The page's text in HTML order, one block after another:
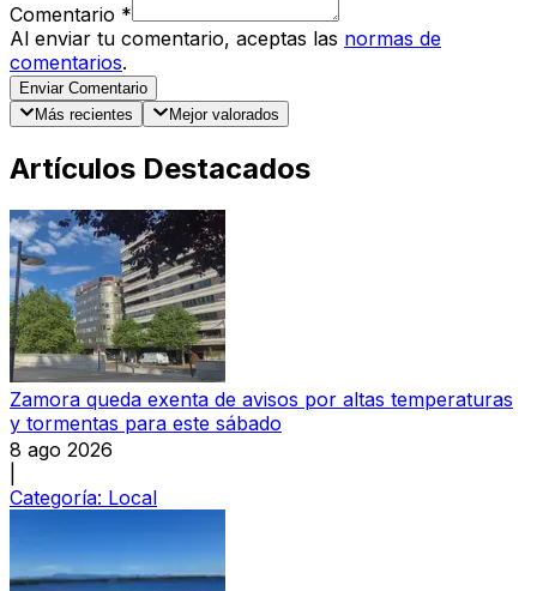
Comentario *
Al enviar tu comentario, aceptas las normas de
comentarios.
Enviar Comentario
Más recientes
Mejor valorados
Artículos Destacados
Zamora queda exenta de avisos por altas temperaturas
y tormentas para este sábado
8 ago 2026
Categoría: Local